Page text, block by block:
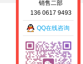
销售二部
136 0617 9493
QQ在线咨询